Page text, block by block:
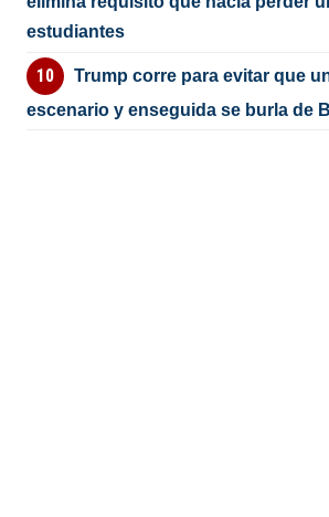
estudiantes
Trump corre para evitar que
escenario y enseguida se burla de